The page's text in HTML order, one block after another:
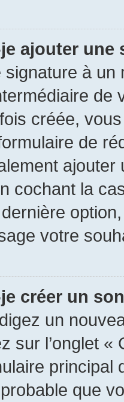
ajouter une
à un
fois créée,
de
cochant la
votre
créer un
un
sur l’onglet
principal
que